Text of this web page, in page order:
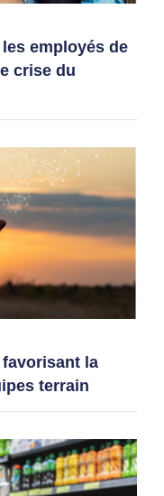
employés de
crise du
la
terrain